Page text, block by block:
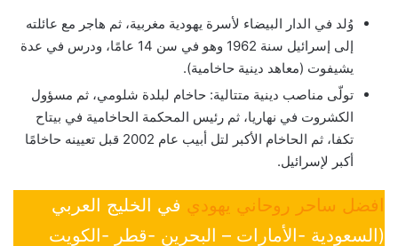
وُلد في الدار البيضاء لأسرة يهودية مغربية، ثم هاجر مع عائلته
إلى إسرائيل سنة 1962 وهو في سن 14 عامًا، ودرس في عدة
يشيفوت (معاهد دينية حاخامية).
تولّى مناصب دينية متتالية: حاخام لبلدة شلومي، ثم مسؤول
الكشروت في نهاريا، ثم رئيس المحكمة الحاخامية في بيتاح
تكفا، ثم الحاخام الأكبر لتل أبيب عام 2002 قبل تعيينه حاخامًا
أكبر لإسرائيل.
افضل ساحر روحاني يهودي في الخليج العربي
(السعودية -الأمارات – البحرين -قطر -الكويت